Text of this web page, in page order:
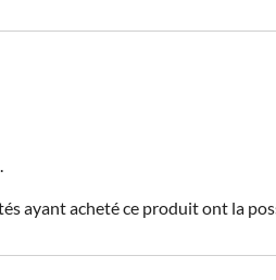
ayant acheté ce produit ont la